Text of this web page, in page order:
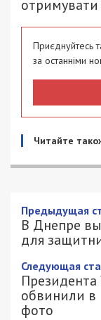
Приєднуйтесь
за останніми
Читайте
Предыдущая
В Днепре
для
Следующая
обвинили в
фото